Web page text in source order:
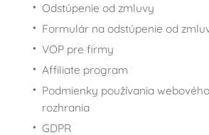
Odstúpenie od zmluvy
Formulár na odstúpenie od
VOP pre firmy
Affiliate program
Podmienky používania webového
rozhrania
GDPR